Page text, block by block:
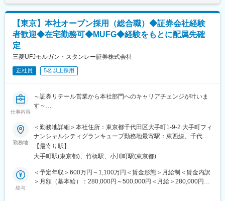
ッティングやシステムの運用管理などもご担当いただきます。
ゆくゆくは業務の全体を把握して、部の中核メンバーとして活躍
経営企画部企画課は全社のシステムを統括しているため、全社的
大和証券グループの安定した基盤がある中で長期的にキャリア形
成をすることが可能です。
■働き方
残業時間は月20時間～30時間程度です。ワークライフバランス推
進に力を入れており、19時前には管理職を含め退社を徹底してい
ます。
す。
・平均有給休暇取得日数：8.4日（2024年度実績）
【東京】本社オープン採用（総合職）◆証券会社経験
者歓迎◆在宅勤務可◆MUFG◆経験をもとに配属先確
定
三菱UFJモルガン・スタンレー証券株式会社
正社員 5名以上採用
仕事内容
～証券リテール営業から本社部門へのキャリアチェンジが叶いま
す～
全国転勤の可能性がある総合職（全域型）での募集となります。
当初の配属についてはCC部門をはじめとした本社各部署を想定し
ておりますが、将来的には転居を伴う異動が発生する可能性があ
ります。
※入社にあたっては、証券外務員資格を取得いただきます。
■配属部門について：
・ご本人様のご経験・ご評価・適性を鑑みて選考の中で配属部門
勤務地
＜勤務地詳細＞本社住所：東京都千代田区大手町1-9-2 大手町フィ
ナンシャルシティグランキューブ勤務地最寄駅：東西線、千代田
線、半蔵門線線／大手町駅受動喫煙対策：屋内全面禁煙変更の範
囲：会社の定める事業所（リモートワーク含む）
【最寄り駅】
大手町駅(東京都)、竹橋駅、小川町駅(東京都)
給与
＜予定年収＞600万円～1,100万円＜賃金形態＞月給制＜賃金内訳
＞月額（基本給）：280,000円～500,000円＜月給＞280,000円～